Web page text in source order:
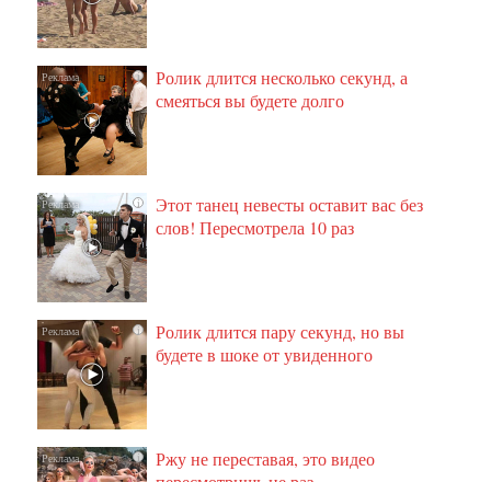
i
Ролик длится несколько секунд, а
смеяться вы будете долго
i
Этот танец невесты оставит вас без
слов! Пересмотрела 10 раз
i
Ролик длится пару секунд, но вы
будете в шоке от увиденного
i
Ржу не переставая, это видео